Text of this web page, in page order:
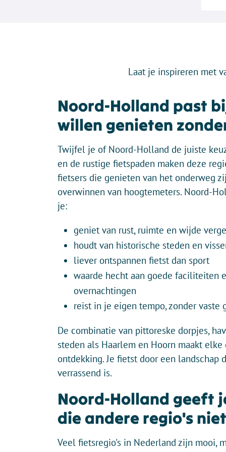
Laat je inspireren met
Noord-Holland past
willen genieten
Twijfel je of Noord-Holland de juiste
en de rustige fietspaden maken deze
fietsers die genieten van het onderweg
overwinnen van hoogtemeters. Noord-
je:
geniet van rust, ruimte en wijde
houdt van historische steden en
liever ontspannen fietst dan sport
waarde hecht aan goede faciliteiten
overnachtingen
reist in je eigen tempo, zonder vaste
De combinatie van pittoreske dorpjes,
steden als Haarlem en Hoorn maakt
ontdekking. Je fietst door een
verrassend is.
Noord-Holland geeft
die andere regio's
Veel fietsregio's in Nederland zijn mooi,